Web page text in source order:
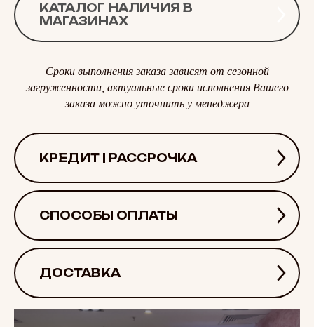
КАТАЛОГ НАЛИЧИЯ В
МАГАЗИНАХ
Сроки выполнения заказа зависят от сезонной
загруженности, актуальные сроки исполнения Вашего
заказа можно уточнить у менеджера
КРЕДИТ | РАССРОЧКА
СПОСОБЫ ОПЛАТЫ
ДОСТАВКА